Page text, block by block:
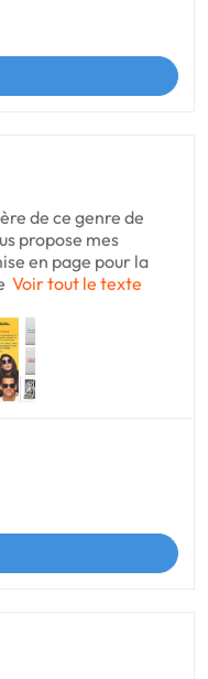
de ce genre de
propose mes
en page pour la
Voir tout le texte